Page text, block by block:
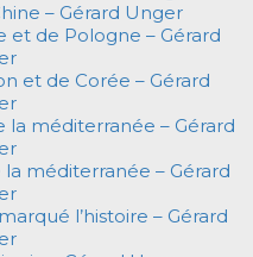
– Gérard Unger
et de Pologne – Gérard
et de Corée – Gérard
la méditerranée – Gérard
la méditerranée – Gérard
l’histoire – Gérard